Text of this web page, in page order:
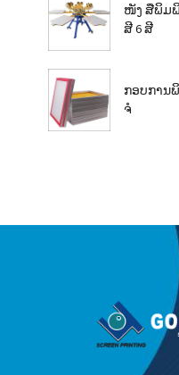
ໜັງ ສືພິມ
ສີ 6 ສີ
ກອບການ
ຈໍ